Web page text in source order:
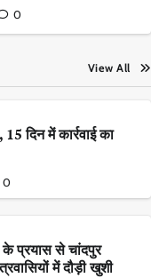
0
View All
दिन में कार्रवाई का
0
के प्रयास से चांदपुर
में दौड़ी खुशी